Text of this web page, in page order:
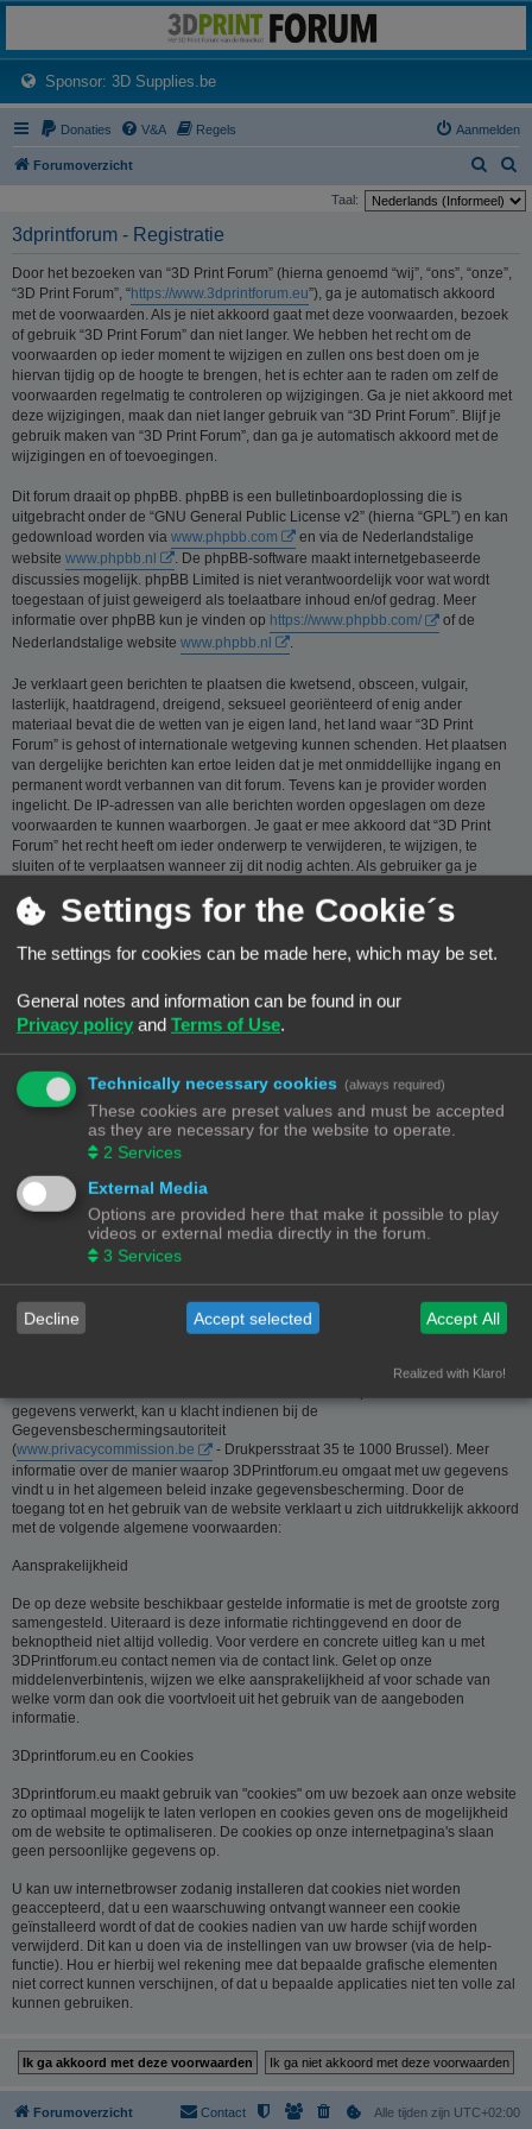
Het 3D print forum van de Benelux na de sluiting van 3dprintforum.nl
Sponsor: 3D Supplies.be(Opens a new tab)
Donaties V&A Regels Aanmelden
Forumoverzicht
o
o
Taal:
3dprintforum - Registratie
Door het bezoeken van “3D Print Forum” (hierna genoemd “wij”, “ons”, “onze”,
“3D Print Forum”, “https://www.3dprintforum.eu”), ga je automatisch akkoord
met de voorwaarden. Als je niet akkoord gaat met deze voorwaarden, bezoek
of gebruik “3D Print Forum” dan niet langer. We hebben het recht om de
voorwaarden op ieder moment te wijzigen en zullen ons best doen om je
hiervan tijdig op de hoogte te brengen, het is echter aan te raden om zelf de
voorwaarden regelmatig te controleren op wijzigingen. Ga je niet akkoord met
deze wijzigingen, maak dan niet langer gebruik van “3D Print Forum”. Blijf je
gebruik maken van “3D Print Forum”, dan ga je automatisch akkoord met de
wijzigingen en of toevoegingen.
Dit forum draait op phpBB. phpBB is een bulletinboardoplossing die is
uitgebracht onder de “GNU General Public License v2” (hierna “GPL”) en kan
gedownload worden via www.phpbb.com
en via de Nederlandstalige
website www.phpbb.nl
. De phpBB-software maakt internetgebaseerde
discussies mogelijk. phpBB Limited is niet verantwoordelijk voor wat wordt
toegestaan of juist geweigerd als toelaatbare inhoud en/of gedrag. Meer
informatie over phpBB kun je vinden op https://www.phpbb.com/
of de
Nederlandstalige website www.phpbb.nl
Je verklaart geen berichten te plaatsen die kwetsend, obsceen, vulgair,
lasterlijk, haatdragend, dreigend, seksueel georiënteerd of enig ander
materiaal bevat die de wetten van je eigen land, het land waar “3D Print
Forum” is gehost of internationale wetgeving kunnen schenden. Het plaatsen
van dergelijke berichten kan ertoe leiden dat je met onmiddellijke ingang en
permanent wordt verbannen van dit forum. Tevens kan je provider worden
ingelicht. De IP-adressen van alle berichten worden opgeslagen om deze
voorwaarden te kunnen waarborgen. Je gaat er mee akkoord dat “3D Print
Forum” het recht heeft om ieder onderwerp te verwijderen, te wijzigen, te
sluiten of te verplaatsen wanneer zij dit nodig achten. Als gebruiker ga je
een database. Hoewel deze informatie niet aan een derde partij zal worden
verstrekt zónder je toestemming, kan “3D Print Forum” nóch phpBB
verantwoordelijk worden gehouden voor een hackpoging die ertoe kan leiden
dat de gegevens vrijkomen.
Je gaat akkoord met de regels die zijn samengesteld door de beheerders van
dit forum.: Bekijk de regels van dit Forum
Privacybeleid
Deze website is eigendom van de beheerder van 3Dprintforum.eu
Contactgegevens:
Zie contact link
Inzamelen van informatie - Privacy en gegevensbescherming
De meeste informatie op deze website is beschikbaar zonder dat er
persoonsgegevens moeten worden verstrekt. Wanneer de gebruiker toch om
persoonlijke informatie gevraagd wordt, zal deze informatie enkel gebruikt
door 3Dprintforum.eu op basis van de contractuele relatie als gevolg van het
registreren van een account dan wel op basis van haar gerechtvaardigd
belang om diensten te verlenen en u hiervoor te contacteren. De informatie
verbeteren of wissen. Daartoe volstaat het ons contact op te nemen via de
gegevens verwerkt, kan u klacht indienen bij de
Gegevensbeschermingsautoriteit
(www.privacycommission.be
- Drukpersstraat 35 te 1000 Brussel). Meer
informatie over de manier waarop 3DPrintforum.eu omgaat met uw gegevens
vindt u in het algemeen beleid inzake gegevensbescherming. Door de
toegang tot en het gebruik van de website verklaart u zich uitdrukkelijk akkoord
met de volgende algemene voorwaarden:
Aansprakelijkheid
De op deze website beschikbaar gestelde informatie is met de grootste zorg
samengesteld. Uiteraard is deze informatie richtinggevend en door de
beknoptheid niet altijd volledig. Voor verdere en concrete uitleg kan u met
3DPrintforum.eu contact nemen via de contact link. Gelet op onze
middelenverbintenis, wijzen we elke aansprakelijkheid af voor schade van
welke vorm dan ook die voortvloeit uit het gebruik van de aangeboden
informatie.
3Dprintforum.eu en Cookies
3Dprintforum.eu maakt gebruik van "cookies" om uw bezoek aan onze website
zo optimaal mogelijk te laten verlopen en cookies geven ons de mogelijkheid
om de website te optimaliseren. De cookies op onze internetpagina's slaan
geen persoonlijke gegevens op.
U kan uw internetbrowser zodanig installeren dat cookies niet worden
geaccepteerd, dat u een waarschuwing ontvangt wanneer een cookie
geïnstalleerd wordt of dat de cookies nadien van uw harde schijf worden
verwijderd. Dit kan u doen via de instellingen van uw browser (via de help-
functie). Hou er hierbij wel rekening mee dat bepaalde grafische elementen
niet correct kunnen verschijnen, of dat u bepaalde applicaties niet ten volle zal
kunnen gebruiken.
Forumoverzicht Alle tijden zijn UTC+02:00
Contact
Settings for the Cookie´s
The settings for cookies can be made here, which may be set.
General notes and information can be found in our
Privacy policy and Terms of Use.
Technically necessary cookies (always required)
These cookies are preset values and must be accepted
as they are necessary for the website to operate.
2 Services
External Media
Options are provided here that make it possible to play
videos or external media directly in the forum.
3 Services
Decline Accept selected Accept All
Realized with Klaro!